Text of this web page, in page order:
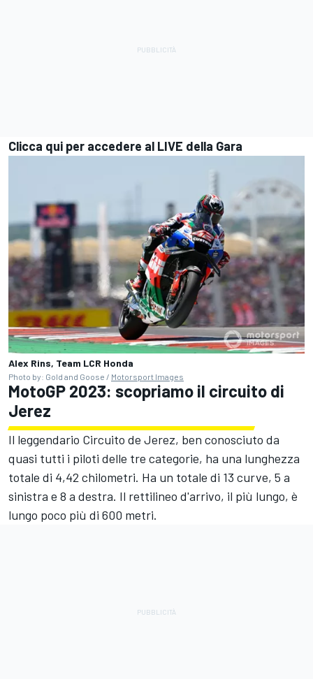
Clicca qui per accedere al LIVE della Gara
Alex Rins, Team LCR Honda
Photo by: Gold and Goose / Motorsport Images
MotoGP 2023: scopriamo il circuito di
Jerez
Il leggendario Circuito de Jerez, ben conosciuto da
quasi tutti i piloti delle tre categorie, ha una lunghezza
totale di 4,42 chilometri. Ha un totale di 13 curve, 5 a
sinistra e 8 a destra. Il rettilineo d'arrivo, il più lungo, è
lungo poco più di 600 metri.